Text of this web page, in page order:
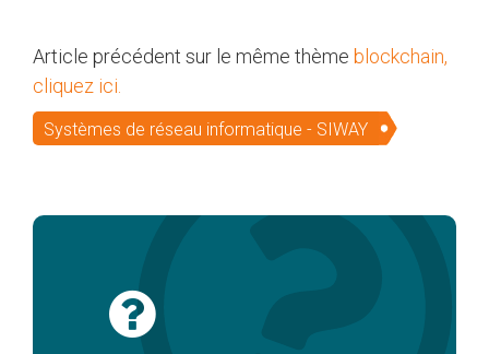
Article précédent sur le même thème blockchain,
cliquez ici.
Systèmes de réseau informatique - SIWAY